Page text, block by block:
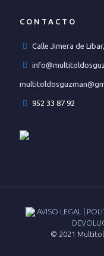
CONTACTO
Calle Jimera de
952 33 87 92
AVISO LEGAL
© 2021